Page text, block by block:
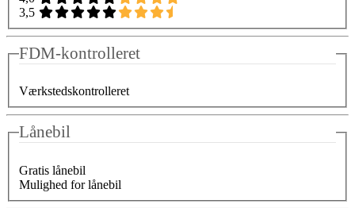
3,5
FDM-kontrolleret
Værkstedskontrolleret
Lånebil
Gratis lånebil
Mulighed for lånebil